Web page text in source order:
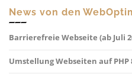
News von den
Barrierefreie Webseite (ab Juli
Umstellung Webseiten auf PHP